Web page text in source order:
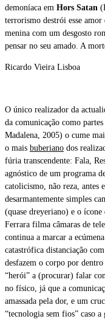
demoníaca em Hors Satan
terrorismo destrói esse
menina com um desgosto
pensar no seu amado. A
Ricardo Vieira Lisboa
O único realizador da
da comunicação como
Madalena, 2005) o cume
o mais buberiano dos
fúria transcendente: Fala,
agnóstico de um programa
catolicismo, não reza, antes
desarmantemente simples
(quase dreyeriano) e o
Ferrara filma câmaras de
continua a marcar a
catastrófica distanciação
desfazem o corpo por
“herói” a (procurar) falar
no físico, já que a
amassada pela dor, e um
“tecnologia sem fios” caso